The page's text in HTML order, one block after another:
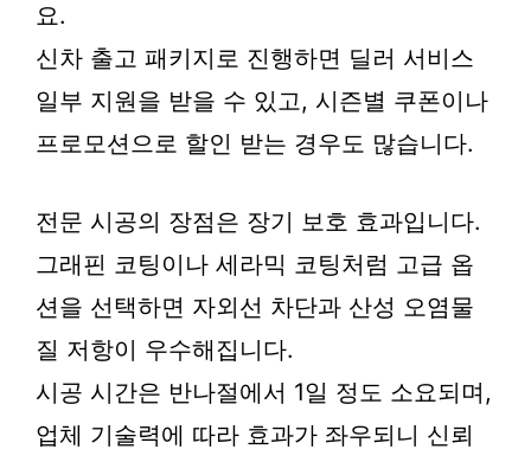
요.
신차 출고 패키지로 진행하면 딜러 서비스
일부 지원을 받을 수 있고, 시즌별 쿠폰이나
프로모션으로 할인 받는 경우도 많습니다.
전문 시공의 장점은 장기 보호 효과입니다.
그래핀 코팅이나 세라믹 코팅처럼 고급 옵
션을 선택하면 자외선 차단과 산성 오염물
질 저항이 우수해집니다.
시공 시간은 반나절에서 1일 정도 소요되며,
업체 기술력에 따라 효과가 좌우되니 신뢰